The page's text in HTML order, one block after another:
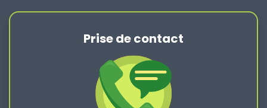
Prise de contact